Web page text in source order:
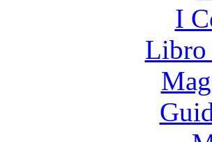
I
Libro